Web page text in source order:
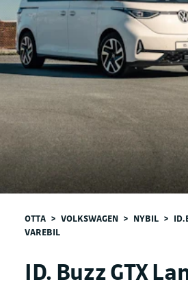
OTTA > VOLKSWAGEN > NYBIL >
VAREBIL
ID. Buzz GTX